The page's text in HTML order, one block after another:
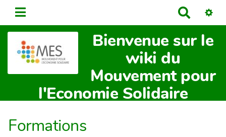
e
c
h
r
c
Bienvenue sur le
wiki du
Mouvement pour
l'Economie Solidaire
Formations